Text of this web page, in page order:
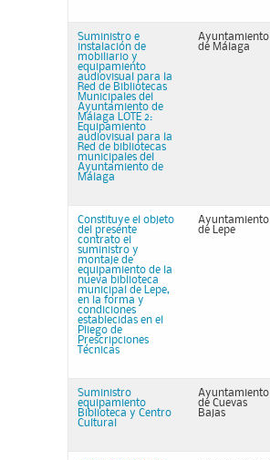
Suministro e
instalación de
mobiliario y
equipamiento
audiovisual para la
Red de Bibliotecas
Municipales del
Ayuntamiento de
Málaga LOTE 2:
Equipamiento
audiovisual para la
Red de bibliotecas
municipales del
Ayuntamiento de
Málaga
Ayuntamiento
de Málaga
Constituye el objeto
del presente
contrato el
suministro y
montaje de
equipamiento de la
nueva biblioteca
municipal de Lepe,
en la forma y
condiciones
establecidas en el
Pliego de
Prescripciones
Técnicas
Ayuntamiento
de Lepe
Suministro
equipamiento
Biblioteca y Centro
Cultural
Ayuntamiento
de Cuevas
Bajas